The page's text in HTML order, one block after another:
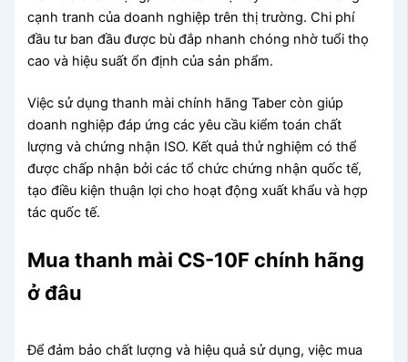
cạnh tranh của doanh nghiệp trên thị trường. Chi phí
đầu tư ban đầu được bù đắp nhanh chóng nhờ tuổi thọ
cao và hiệu suất ổn định của sản phẩm.
Việc sử dụng thanh mài chính hãng Taber còn giúp
doanh nghiệp đáp ứng các yêu cầu kiểm toán chất
lượng và chứng nhận ISO. Kết quả thử nghiệm có thể
được chấp nhận bởi các tổ chức chứng nhận quốc tế,
tạo điều kiện thuận lợi cho hoạt động xuất khẩu và hợp
tác quốc tế.
Mua thanh mài CS-10F chính hãng
ở đâu
Để đảm bảo chất lượng và hiệu quả sử dụng, việc mua